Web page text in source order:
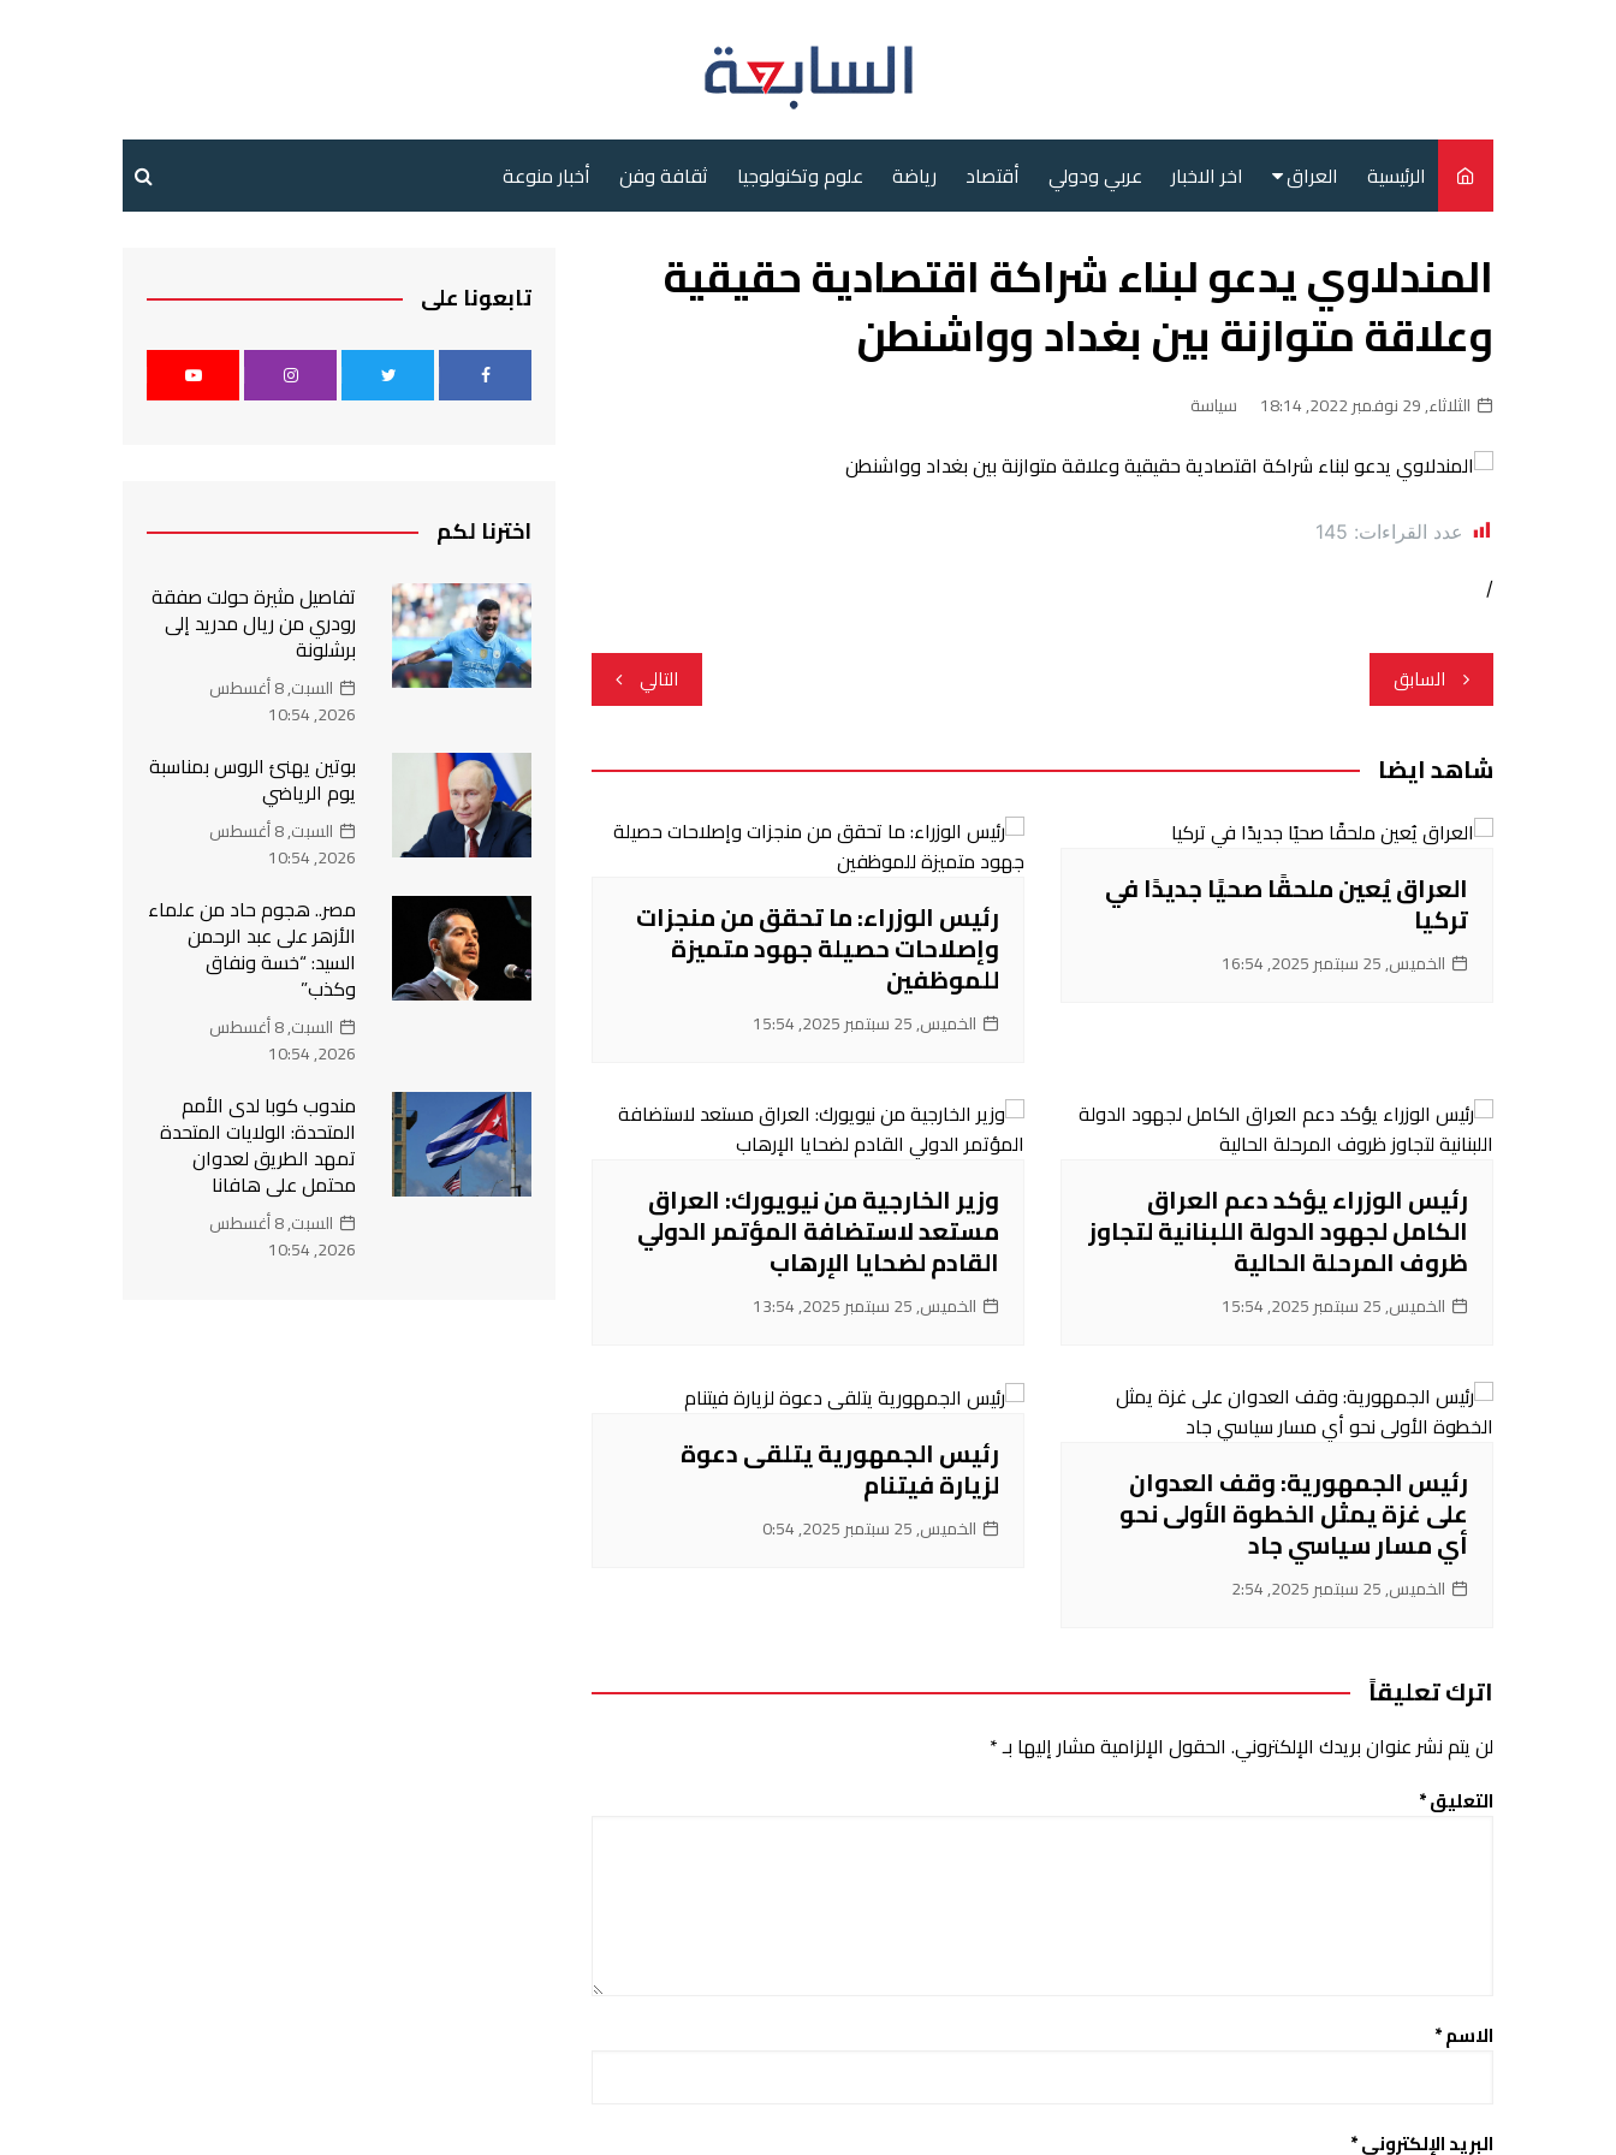
الرئيسية العراق
سياسة
محليات
اخر الاخبار عربي ودولي أقتصاد رياضة علوم وتكنولوجيا ثقافة وفن أخبار منوعة
المندلاوي يدعو لبناء شراكة اقتصادية حقيقية
وعلاقة متوازنة بين بغداد وواشنطن
الثلاثاء, 29 نوفمبر 2022, 18:14 سياسة
عدد القراءات: 145
/
تصفّح
المقالات
السابق التالي
شاهد ايضا
العراق يُعين ملحقًا صحيًا جديدًا في
تركيا
الخميس, 25 سبتمبر 2025, 16:54
رئيس الوزراء: ما تحقق من منجزات
وإصلاحات حصيلة جهود متميزة
للموظفين
الخميس, 25 سبتمبر 2025, 15:54
رئيس الوزراء يؤكد دعم العراق
الكامل لجهود الدولة اللبنانية لتجاوز
ظروف المرحلة الحالية
الخميس, 25 سبتمبر 2025, 15:54
وزير الخارجية من نيويورك: العراق
مستعد لاستضافة المؤتمر الدولي
القادم لضحايا الإرهاب
الخميس, 25 سبتمبر 2025, 13:54
رئيس الجمهورية: وقف العدوان
على غزة يمثل الخطوة الأولى نحو
أي مسار سياسي جاد
الخميس, 25 سبتمبر 2025, 2:54
رئيس الجمهورية يتلقى دعوة
لزيارة فيتنام
الخميس, 25 سبتمبر 2025, 0:54
اترك تعليقاً
لن يتم نشر عنوان بريدك الإلكتروني. الحقول الإلزامية مشار إليها بـ*
التعليق*
الاسم*
البريد الإلكتروني*
تابعونا على
اخترنا لكم
تفاصيل مثيرة حولت صفقة
رودري من ريال مدريد إلى
برشلونة
السبت, 8 أغسطس
2026, 10:54
بوتين يهنئ الروس بمناسبة
يوم الرياضي
السبت, 8 أغسطس
2026, 10:54
مصر.. هجوم حاد من علماء
الأزهر على عبد الرحمن
السيد: “خسة ونفاق
وكذب”
السبت, 8 أغسطس
2026, 10:54
مندوب كوبا لدى الأمم
المتحدة: الولايات المتحدة
تمهد الطريق لعدوان
محتمل على هافانا
السبت, 8 أغسطس
2026, 10:54